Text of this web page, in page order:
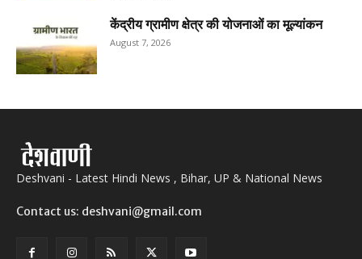
केंद्रीय ग्रामीण क्षेत्र की योजनाओं का मूल्यांकन
August 7, 2026
Deshvani - Latest Hindi News , Bihar, UP & National News
Contact us: deshvani@gmail.com